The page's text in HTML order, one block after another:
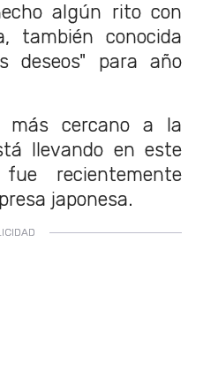
algún rito con
también conocida
deseos" para año
más cercano a la
llevando en este
recientemente
japonesa.